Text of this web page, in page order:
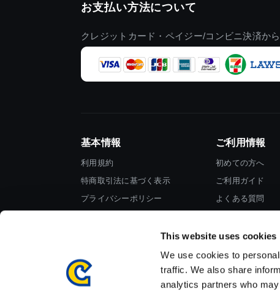
This website uses cookies
We use cookies to
traffic. We also share
analytics partners who
お支払い方法について
クレジットカード・ペイジー/コンビニ決済から
基本情報
利用規約
特商取引法に基づく表示
プライバシーポリシー
ご利用情報
初めての方へ
ご利用ガイド
よくある質問